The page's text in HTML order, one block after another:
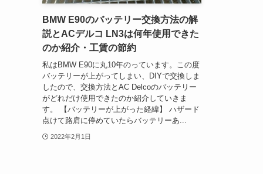
BMW E90のバッテリー交換方法の解
説とACデルコ LN3は何年使用できた
のか紹介・工賃の節約
私はBMW E90に丸10年のっています。この度
バッテリーが上がってしまい、DIYで交換しま
したので、交換方法とAC Delcoのバッテリー
がどれだけ使用できたのか紹介していきま
す。 【バッテリーが上がった経緯】 ハザード
点けて路肩に停めていたらバッテリーあ...
2022年2月1日